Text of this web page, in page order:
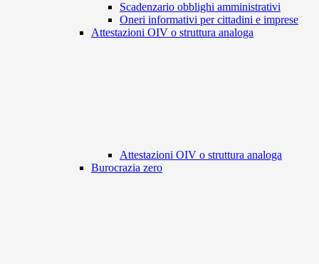
Scadenzario obblighi amministrativi
Oneri informativi per cittadini e imprese
Attestazioni OIV o struttura analoga
Attestazioni OIV o struttura analoga
Burocrazia zero